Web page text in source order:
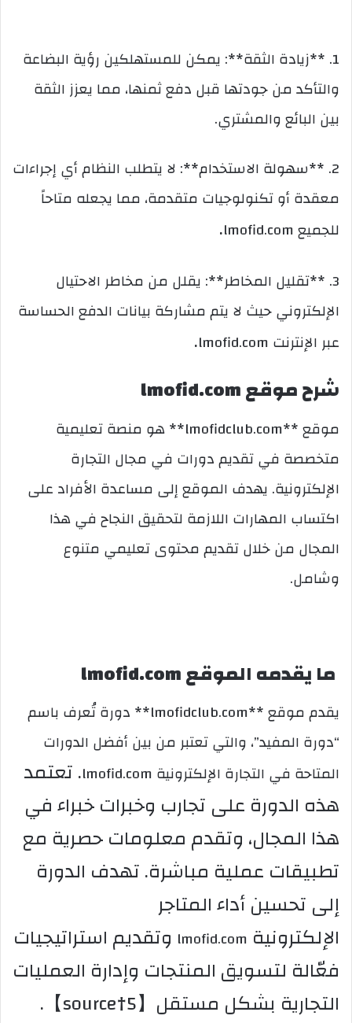
1. **زيادة الثقة**: يمكن للمستهلكين رؤية البضاعة
والتأكد من جودتها قبل دفع ثمنها، مما يعزز الثقة
بين البائع والمشتري.
2. **سهولة الاستخدام**: لا يتطلب النظام أي إجراءات
معقدة أو تكنولوجيات متقدمة، مما يجعله متاحاً
للجميع lmofid.com
.
3. **تقليل المخاطر**: يقلل من مخاطر الاحتيال
الإلكتروني حيث لا يتم مشاركة بيانات الدفع الحساسة
عبر الإنترنت lmofid.com
.
شرح موقع lmofid.com
موقع **lmofidclub.com** هو منصة تعليمية
متخصصة في تقديم دورات في مجال التجارة
الإلكترونية. يهدف الموقع إلى مساعدة الأفراد على
اكتساب المهارات اللازمة لتحقيق النجاح في هذا
المجال من خلال تقديم محتوى تعليمي متنوع
وشامل.
ما يقدمه الموقع lmofid.com
يقدم موقع **lmofidclub.com** دورة تُعرف باسم
“دورة المفيد”، والتي تعتبر من بين أفضل الدورات
المتاحة في التجارة الإلكترونية lmofid.com
. تعتمد
هذه الدورة على تجارب وخبرات خبراء في
هذا المجال، وتقدم معلومات حصرية مع
تطبيقات عملية مباشرة. تهدف الدورة
إلى تحسين أداء المتاجر
الإلكترونية lmofid.com وتقديم استراتيجيات
فعّالة لتسويق المنتجات وإدارة العمليات
التجارية بشكل مستقل【5†source】.